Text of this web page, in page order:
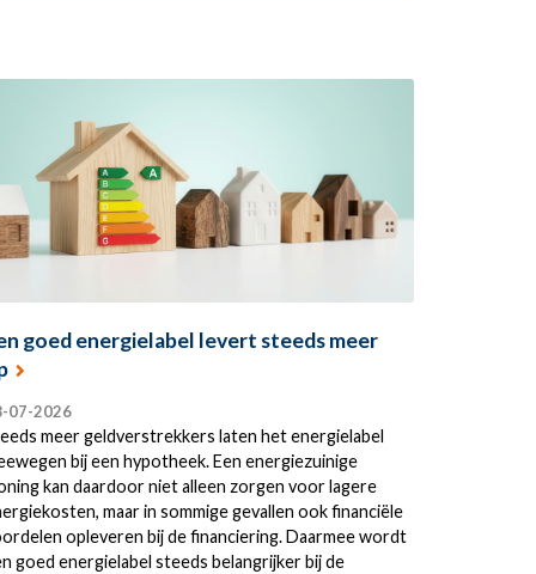
goed energielabel levert steeds meer
07-2026
meer geldverstrekkers laten het energielabel
bij een hypotheek. Een energiezuinige
kan daardoor niet alleen zorgen voor lagere
maar in sommige gevallen ook financiële
opleveren bij de financiering. Daarmee wordt
goed energielabel steeds belangrijker bij de